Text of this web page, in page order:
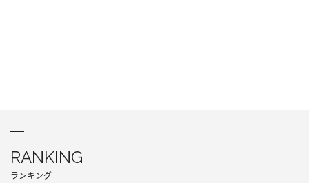
RANKING
ランキング